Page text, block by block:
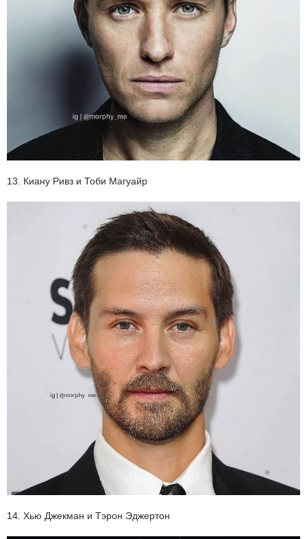
13. Киану Ривз и Тоби Магуайр
14. Хью Джекман и Тэрон Эджертон